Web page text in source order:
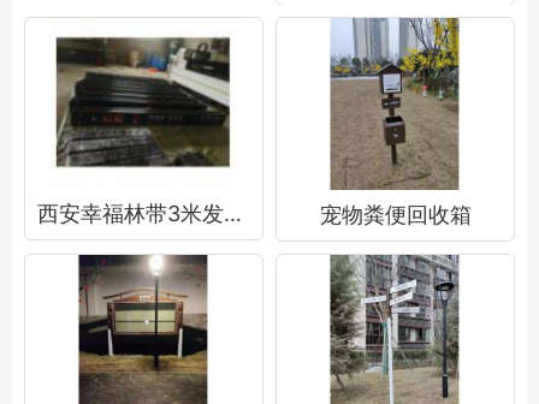
西安幸福林带3米发光吊牌 宠物粪便回收箱